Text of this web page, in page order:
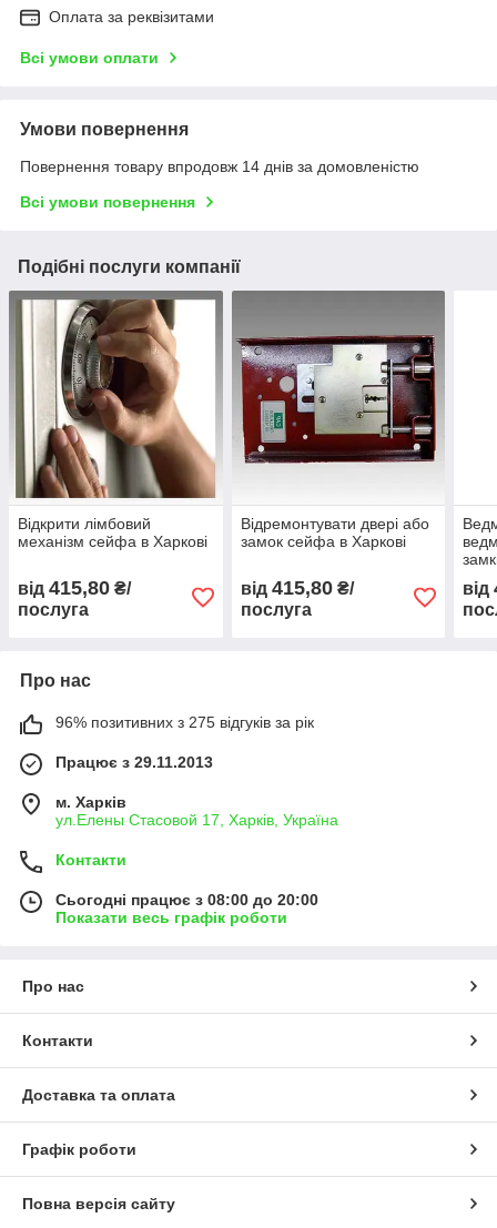
Оплата за реквізитами
Всі умови оплати
Умови повернення
Повернення товару впродовж 14 днів за домовленістю
Всі умови повернення
Подібні послуги компанії
Відкрити лімбовий
механізм сейфа в Харкові
від 415,80 ₴/
послуга
Відремонтувати двері або
замок сейфа в Харкові
від 415,80₴/
послуга
від
Про нас
96% позитивних з 275 відгуків за рік
Працює з 29.11.2013
м. Харків
ул.Елены Стасовой 17, Харків, Україна
Контакти
Сьогодні працює з 08:00 до 20:00
Показати весь графік роботи
Про нас
Контакти
Доставка та оплата
Графік роботи
Повна версія сайту